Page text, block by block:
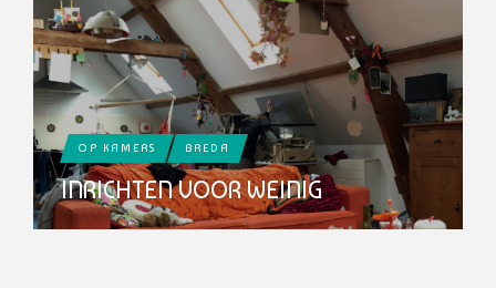
OP KAMERS BREDA
INRICHTEN VOOR WEINIG